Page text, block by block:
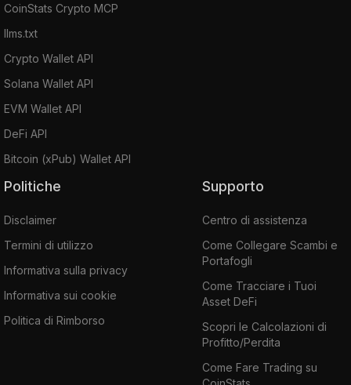
CoinStats Crypto MCP
llms.txt
Crypto Wallet API
Solana Wallet API
EVM Wallet API
DeFi API
Bitcoin (xPub) Wallet API
Politiche
Disclaimer
Termini di utilizzo
Informativa sulla privacy
Informativa sui cookie
Politica di Rimborso
Supporto
Centro di assistenza
Come Collegare Scambi e
Portafogli
Come Tracciare i Tuoi
Asset DeFi
Scopri le Calcolazioni di
Profitto/Perdita
Come Fare Trading su